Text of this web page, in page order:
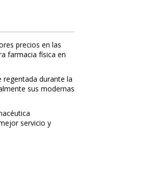
precios en las
farmacia física en
regentada durante la
sus modernas
servicio y